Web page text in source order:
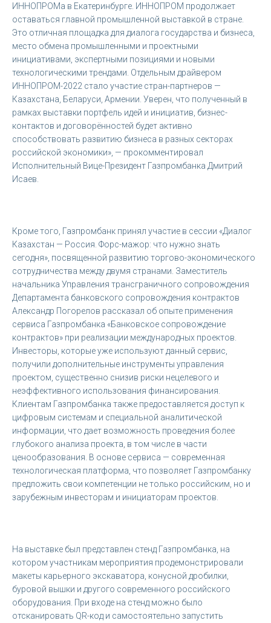
ИННОПРОМа в Екатеринбурге. ИННОПРОМ продолжает
оставаться главной промышленной выставкой в стране.
Это отличная площадка для диалога государства и бизнеса,
место обмена промышленными и проектными
инициативами, экспертными позициями и новыми
технологическими трендами. Отдельным драйвером
ИННОПРОМ-2022 стало участие стран-партнеров —
Казахстана, Беларуси, Армении. Уверен, что полученный в
рамках выставки портфель идей и инициатив, бизнес-
контактов и договорённостей будет активно
способствовать развитию бизнеса в разных секторах
российской экономики», — прокомментировал
Исполнительный Вице-Президент Газпромбанка Дмитрий
Исаев.
Кроме того, Газпромбанк принял участие в сессии «Диалог
Казахстан — Россия. Форс-мажор: что нужно знать
сегодня», посвященной развитию торгово-экономического
сотрудничества между двумя странами. Заместитель
начальника Управления трансграничного сопровождения
Департамента банковского сопровождения контрактов
Александр Погорелов рассказал об опыте применения
сервиса Газпромбанка «Банковское сопровождение
контрактов» при реализации международных проектов.
Инвесторы, которые уже используют данный сервис,
получили дополнительные инструменты управления
проектом, существенно снизив риски нецелевого и
неэффективного использования финансирования.
Клиентам Газпромбанка также предоставляется доступ к
цифровым системам и специальной аналитической
информации, что дает возможность проведения более
глубокого анализа проекта, в том числе в части
ценообразования. В основе сервиса — современная
технологическая платформа, что позволяет Газпромбанку
предложить свои компетенции не только российским, но и
зарубежным инвесторам и инициаторам проектов.
На выставке был представлен стенд Газпромбанка, на
котором участникам мероприятия продемонстрировали
макеты карьерного экскаватора, конусной дробилки,
буровой вышки и другого современного российского
оборудования. При входе на стенд можно было
отсканировать QR-код и самостоятельно запустить